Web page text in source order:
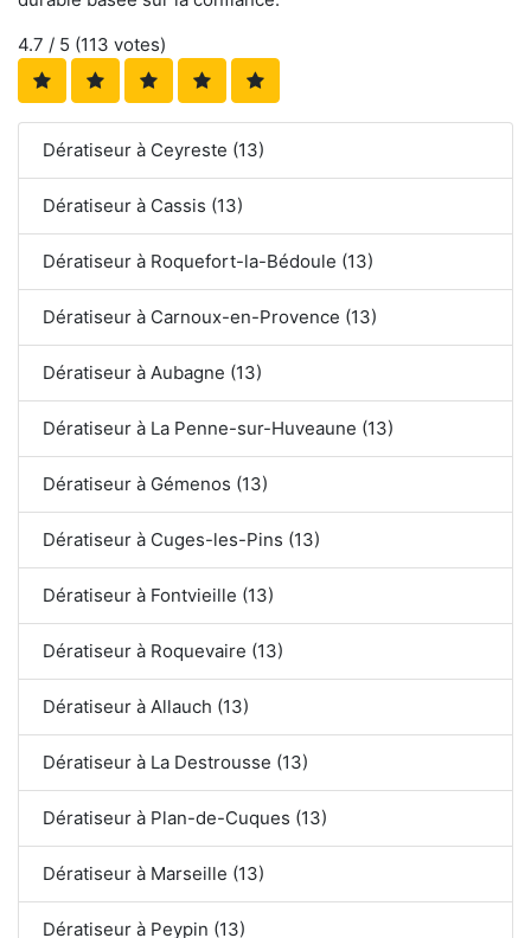
4.7 / 5 (113 votes)
Dératiseur à Ceyreste (13)
Dératiseur à Cassis (13)
Dératiseur à Roquefort-la-Bédoule (13)
Dératiseur à Carnoux-en-Provence (13)
Dératiseur à Aubagne (13)
Dératiseur à La Penne-sur-Huveaune (13)
Dératiseur à Gémenos (13)
Dératiseur à Cuges-les-Pins (13)
Dératiseur à Fontvieille (13)
Dératiseur à Roquevaire (13)
Dératiseur à Allauch (13)
Dératiseur à La Destrousse (13)
Dératiseur à Plan-de-Cuques (13)
Dératiseur à Marseille (13)
Dératiseur à Peypin (13)